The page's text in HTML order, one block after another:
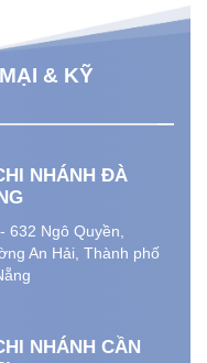
& KỸ
NHÁNH ĐÀ
632 Ngô Quyền,
An Hải , Thành phố
NHÁNH CẦN